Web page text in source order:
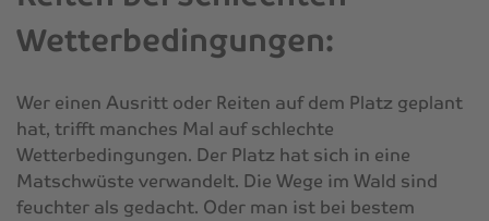
Wetterbedingungen:
Wer einen Ausritt oder Reiten auf dem Platz geplant
hat, trifft manches Mal auf schlechte
Wetterbedingungen. Der Platz hat sich in eine
Matschwüste verwandelt. Die Wege im Wald sind
feuchter als gedacht. Oder man ist bei bestem